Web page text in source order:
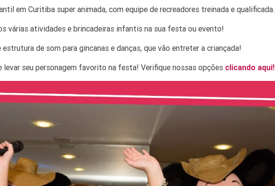
em Curitiba super animada, com equipe de recreadores treinada e qualificada.
várias atividades e brincadeiras infantis na sua festa ou evento!
de som para gincanas e danças, que vão entreter a criançada!
levar seu personagem favorito na festa! Verifique nossas opções clicando aqui!